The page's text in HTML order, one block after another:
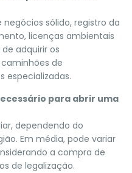
sólido, registro da
licenças ambientais
adquirir os
de
especializadas.
para abrir uma
dependendo do
Em média, pode variar
a compra de
de legalização.